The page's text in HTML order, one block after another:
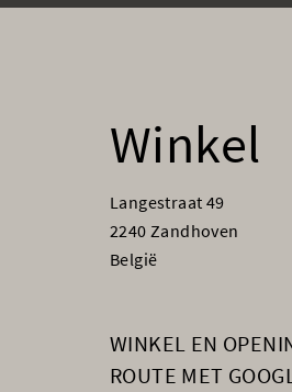
Winkel
Langestraat 49
2240 Zandhoven
België
WINKEL EN
ROUTE MET